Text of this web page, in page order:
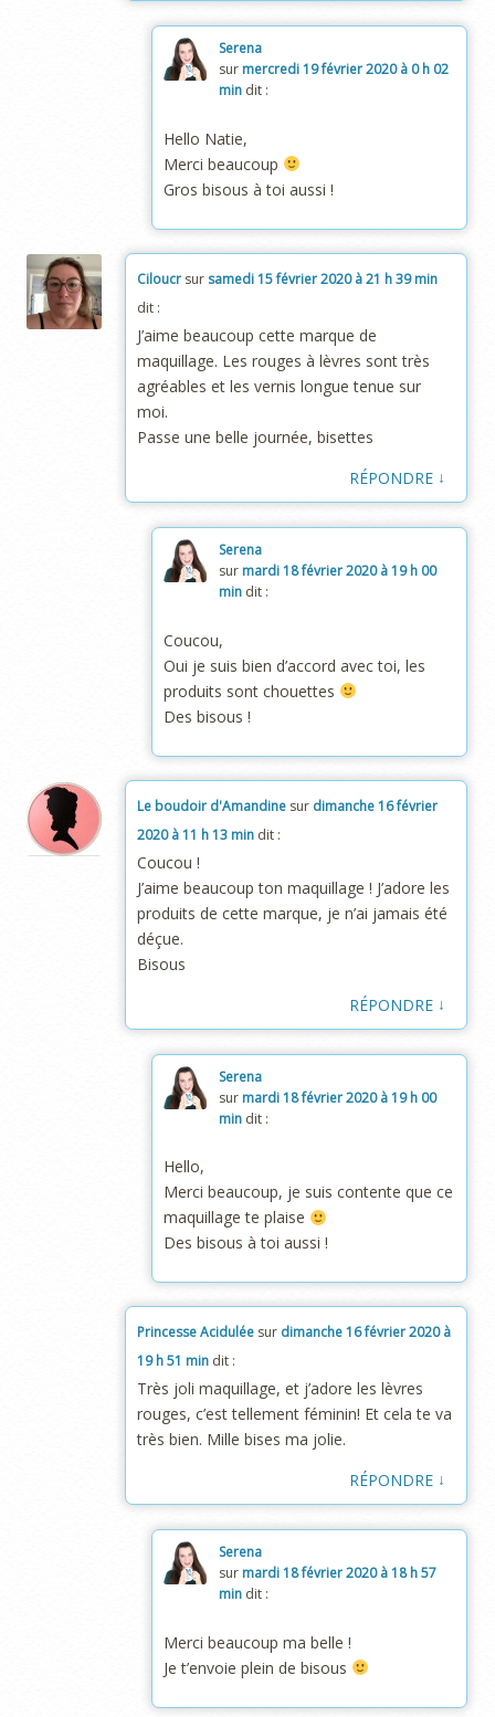
Serena
sur mercredi 19 février 2020 à 0 h 02
min dit :
Hello Natie,
Merci beaucoup
Gros bisous à toi aussi !
Ciloucr sur samedi 15 février 2020 à 21 h 39 min
dit :
J’aime beaucoup cette marque de
maquillage. Les rouges à lèvres sont très
agréables et les vernis longue tenue sur
moi.
Passe une belle journée, bisettes
RÉPONDRE ↓
Serena
sur mardi 18 février 2020 à 19 h 00
min dit :
Coucou,
Oui je suis bien d’accord avec toi, les
produits sont chouettes
Des bisous !
Le boudoir d'Amandine sur dimanche 16 février
2020 à 11 h 13 min dit :
Coucou !
J’aime beaucoup ton maquillage ! J’adore les
produits de cette marque, je n’ai jamais été
déçue.
Bisous
RÉPONDRE ↓
Serena
sur mardi 18 février 2020 à 19 h 00
min dit :
Hello,
Merci beaucoup, je suis contente que ce
maquillage te plaise
Des bisous à toi aussi !
Princesse Acidulée sur dimanche 16 février 2020 à
19 h 51 min dit :
Très joli maquillage, et j’adore les lèvres
rouges, c’est tellement féminin! Et cela te va
très bien. Mille bises ma jolie.
RÉPONDRE ↓
Serena
sur mardi 18 février 2020 à 18 h 57
min dit :
Merci beaucoup ma belle !
Je t’envoie plein de bisous